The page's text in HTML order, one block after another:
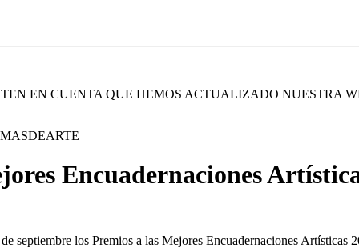
EN CUENTA QUE HEMOS ACTUALIZADO NUESTRA
Encuadernaciones
septiembre los Premios a las Mejores Encuadernaciones Artísticas